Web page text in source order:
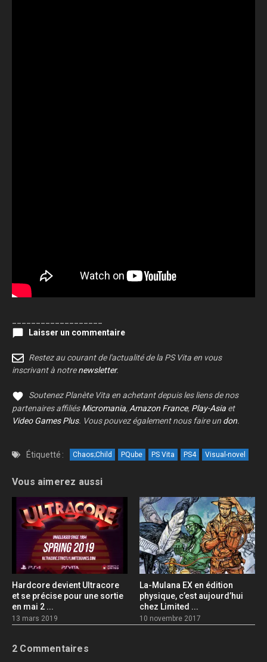
Laisser un commentaire
Restez au courant de l'actualité de la PS Vita en vous
inscrivant à notrenewsletter.
Soutenez Planète Vita en achetant depuis les liens de nos
partenaires affiliésMicromania, Amazon France, Play-Asia et
Video Games Plus. Vous pouvez également nous faire un don.
Étiquetté : Chaos;Child PQube PS Vita PS4 Visual-novel
Vous aimerez aussi
Hardcore devient Ultracore
et se précise pour une sortie
en mai 2 ...
13 mars 2019
La-Mulana EX en édition
physique, c’est aujourd’hui
chez Limited ...
10 novembre 2017
2 Commentaires